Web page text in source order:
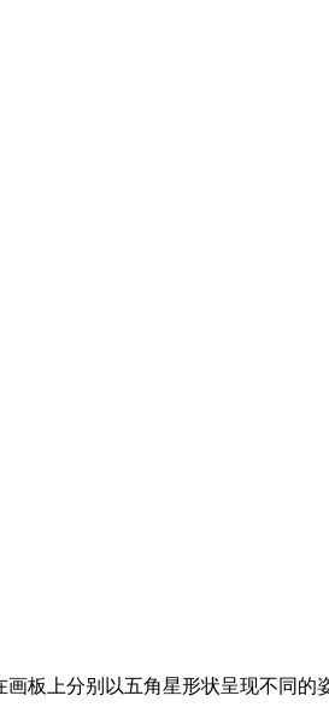
板上分别以五角星形状呈现不同的